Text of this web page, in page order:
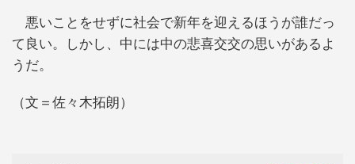
悪いことをせずに社会で新年を迎えるほうが誰だっ
て良い。しかし、中には中の悲喜交交の思いがあるよ
うだ。
（文＝佐々木拓朗）